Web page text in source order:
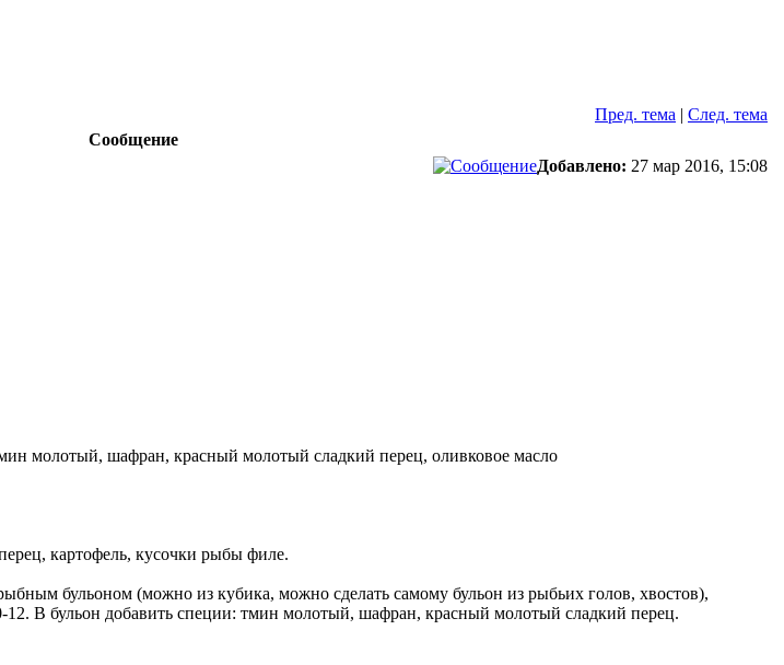
Пред. тема | След. тема
Сообщение
Добавлено: 27 мар 2016, 15:08
молотый, шафран, красный молотый сладкий перец, оливковое масло
картофель, кусочки рыбы филе.
бульоном (можно из кубика, можно сделать самому бульон из рыбьих голов, хвостов),
В бульон добавить специи: тмин молотый, шафран, красный молотый сладкий перец.